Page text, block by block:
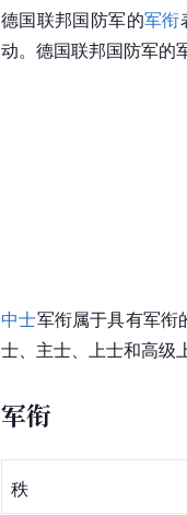
德国联邦国防军的军衔
动。德国联邦国防军的
中士军衔属于具有军衔
士、主士、上士和高级
军衔
秩